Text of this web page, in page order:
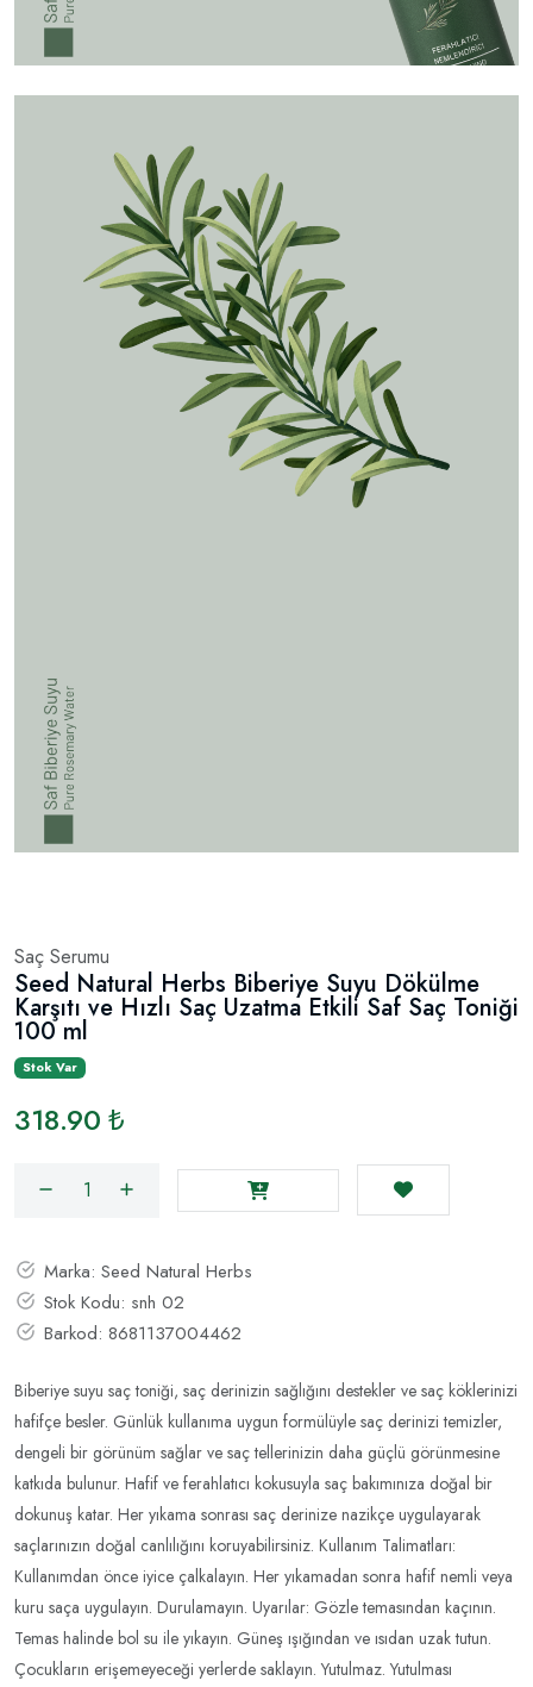
Saç Serumu
Seed Natural Herbs Biberiye Suyu Dökülme
Karşıtı ve Hızlı Saç Uzatma Etkili Saf Saç Toniği
100 ml
Stok Var
318.90 ₺
Marka: Seed Natural Herbs
Stok Kodu: snh 02
Barkod: 8681137004462
Biberiye suyu saç toniği, saç derinizin sağlığını destekler ve saç köklerinizi
hafifçe besler. Günlük kullanıma uygun formülüyle saç derinizi temizler,
dengeli bir görünüm sağlar ve saç tellerinizin daha güçlü görünmesine
katkıda bulunur. Hafif ve ferahlatıcı kokusuyla saç bakımınıza doğal bir
dokunuş katar. Her yıkama sonrası saç derinize nazikçe uygulayarak
saçlarınızın doğal canlılığını koruyabilirsiniz. Kullanım Talimatları:
Kullanımdan önce iyice çalkalayın. Her yıkamadan sonra hafif nemli veya
kuru saça uygulayın. Durulamayın. Uyarılar: Gözle temasından kaçının.
Temas halinde bol su ile yıkayın. Güneş ışığından ve ısıdan uzak tutun.
Çocukların erişemeyeceği yerlerde saklayın. Yutulmaz. Yutulması